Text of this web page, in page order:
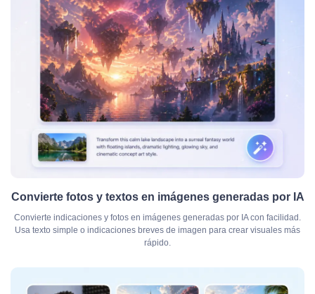
Convierte fotos y textos en imágenes generadas por IA
Convierte indicaciones y fotos en imágenes generadas por IA con facilidad.
Usa texto simple o indicaciones breves de imagen para crear visuales más
rápido.